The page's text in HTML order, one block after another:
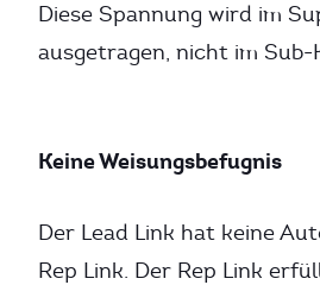
Diese Spannung wird im
ausgetragen, nicht im Sub-
Keine Weisungsbefugnis
Der Lead Link hat keine
Rep Link. Der Rep Link